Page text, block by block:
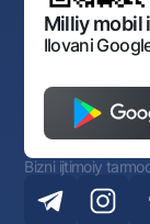
Monopoliyaga
Milliy mobil
Ilovani
Bizni ijtimoiy